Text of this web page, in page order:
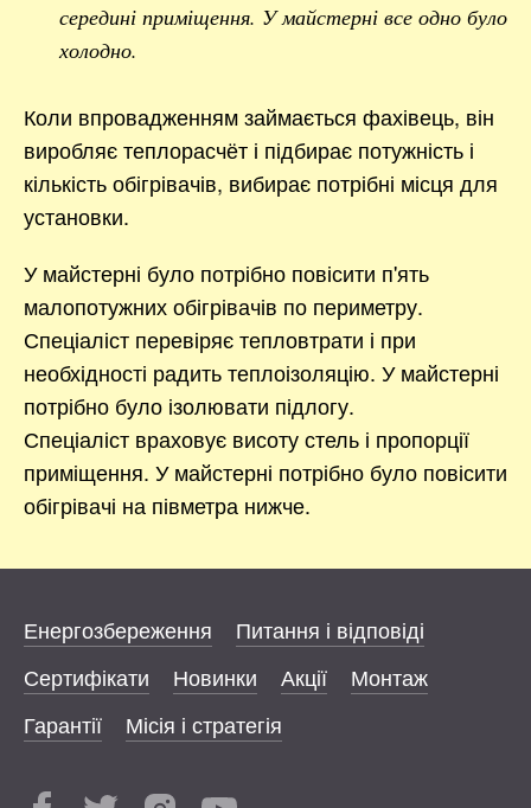
середині приміщення. У майстерні все одно було
холодно.
Коли впровадженням займається фахівець, він
виробляє теплорасчёт і підбирає потужність і
кількість обігрівачів, вибирає потрібні місця для
установки.
У майстерні було потрібно повісити п'ять
малопотужних обігрівачів по периметру.
Спеціаліст перевіряє тепловтрати і при
необхідності радить теплоізоляцію. У майстерні
потрібно було ізолювати підлогу.
Спеціаліст враховує висоту стель і пропорції
приміщення. У майстерні потрібно було повісити
обігрівачі на півметра нижче.
Енергозбереження
Питання і відповіді
Сертифікати
Новинки Акції
Монтаж
Гарантії
Місія і стратегія